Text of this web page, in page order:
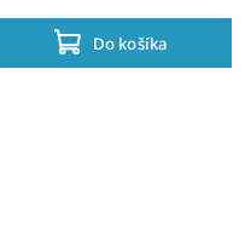
Do košíka